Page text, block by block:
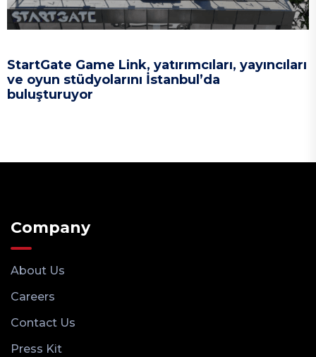
StartGate Game Link, yatırımcıları, yayıncıları
ve oyun stüdyolarını İstanbul’da
buluşturuyor
Company
About Us
Careers
Contact Us
Press Kit